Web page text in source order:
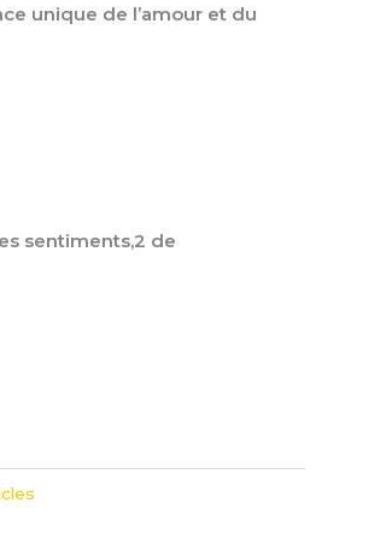
unique de l’amour et du
sentiments,2 de